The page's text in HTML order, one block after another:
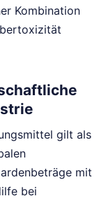
Kombination
gilt als
mit
bei